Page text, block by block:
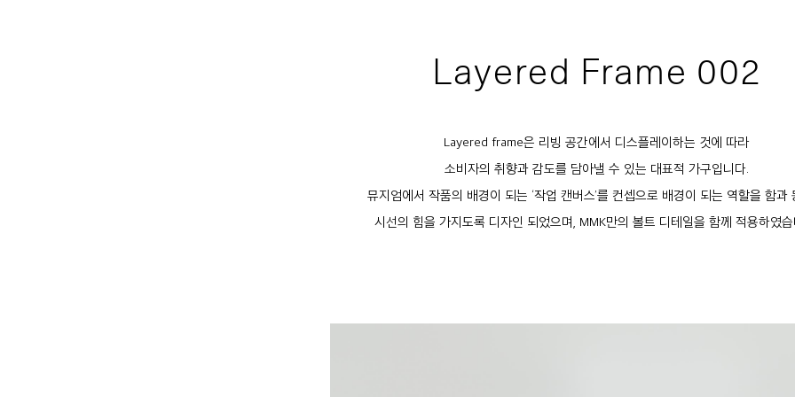
Layered Frame 002
Layered frame은 리빙 공간에서 디스플레이하는 것에 따라
소비자의 취향과 감도를 담아낼 수 있는 대표적 가구입니다.
뮤지엄에서 작품의 배경이 되는 ‘작업 캔버스’를 컨셉으로 배경이 되는 역할을 함과
시선의 힘을 가지도록 디자인 되었으며, MMK만의 볼트 디테일을 함께 적용하였습